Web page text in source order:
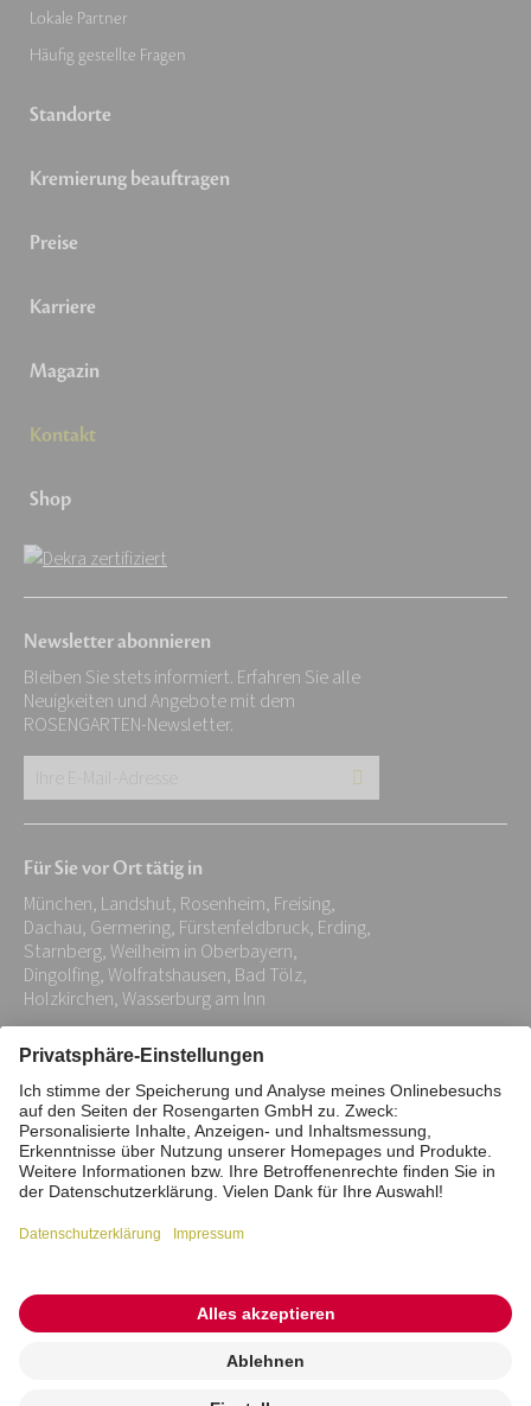
Lokale Partner
Häufig gestellte Fragen
Standorte
Kremierung beauftragen
Preise
Karriere
Magazin
Kontakt
Shop
Newsletter abonnieren
Bleiben Sie stets informiert. Erfahren Sie alle
Neuigkeiten und Angebote mit dem
ROSENGARTEN-Newsletter.
E-
Adresse:
*
Für Sie vor Ort tätig in
München, Landshut, Rosenheim, Freising,
Dachau, Germering, Fürstenfeldbruck, Erding,
Starnberg, Weilheim in Oberbayern,
Dingolfing, Wolfratshausen, Bad Tölz,
Holzkirchen, Wasserburg am Inn
Impressum Datenschutz
Stiftung
Interne Meldestelle
Zahlungsmittel
Barrierefreiheitserklärung
Vertrag widerrufen
© 2026 ROSENGARTEN-Tierbestattung